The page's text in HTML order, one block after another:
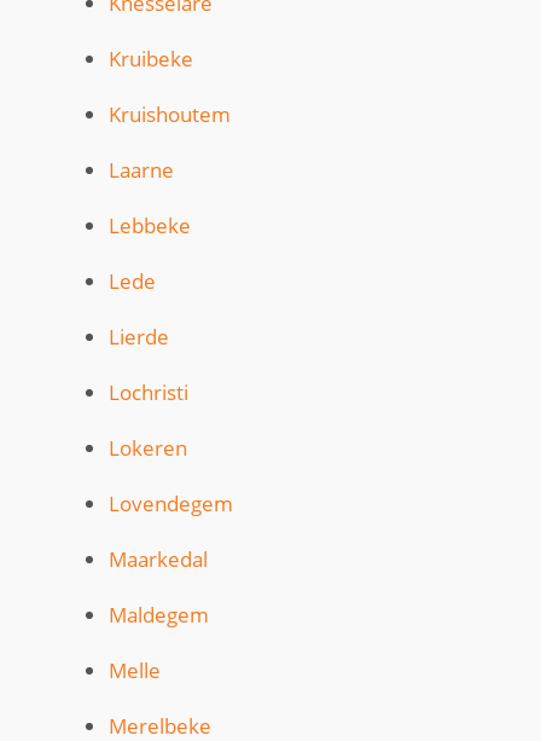
Kruibeke
Kruishoutem
Laarne
Lebbeke
Lede
Lierde
Lochristi
Lokeren
Lovendegem
Maarkedal
Maldegem
Melle
Merelbeke